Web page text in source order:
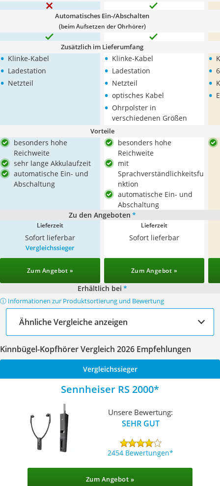
Automatisches Ein-/Abschalten
(beim Aufsetzen der Ohrhörer)
Zusätzlich im Lieferumfang
• Klinke-Kabel
• Ladestation
• Netzteil
• Klinke-Kabel
• Ladestation
• Netzteil
• optisches Kabel
• Ohrpolster in
verschiedenen Größen
•
•
•
•
Vorteile
besonders hohe
Reichweite
sehr lange Akkulaufzeit
automatische Ein- und
Abschaltung
besonders hohe
Reichweite
mit
Sprachverständlichkeitsfu
nktion
automatische Ein- und
Abschaltung
Zu den Angeboten *
Lieferzeit
Sofort lieferbar
Lieferzeit
Sofort lieferbar
Vergleichssieger
Zum Angebot » Zum Angebot »
Erhältlich bei *
ⓘ Informationen zur Produktsortierung und Bewertung
Ähnliche Vergleiche anzeigen
Kinnbügel-Kopfhörer Vergleich 2026 Empfehlungen
Vergleichssieger
Sennheiser RS 2000
Unsere Bewertung:
SEHR GUT
2454 Bewertungen
Zum Angebot »